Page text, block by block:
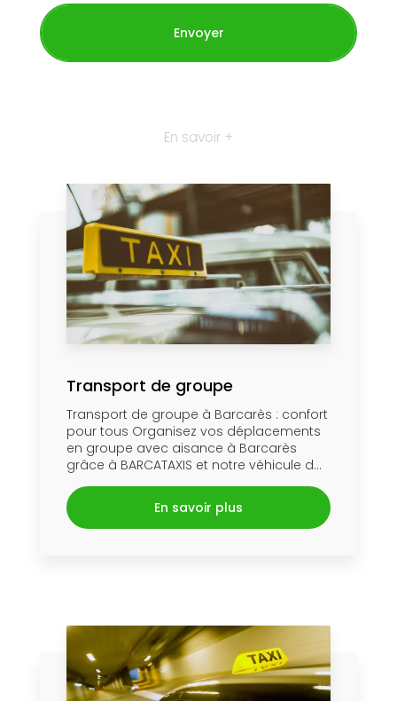
En savoir +
Transport de groupe
Transport de groupe à Barcarès : confort
pour tous Organisez vos déplacements
en groupe avec aisance à Barcarès
grâce à BARCATAXIS et notre véhicule d...
En savoir plus